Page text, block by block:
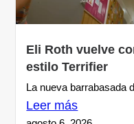
Eli Roth vuelve
estilo Terrifier
La nueva barrabasada
Leer más